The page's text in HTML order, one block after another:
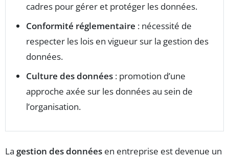
cadres pour gérer et protéger les données.
Conformité réglementaire : nécessité de
respecter les lois en vigueur sur la gestion des
données.
Culture des données : promotion d’une
approche axée sur les données au sein de
l’organisation.
La gestion des données en entreprise est devenue un